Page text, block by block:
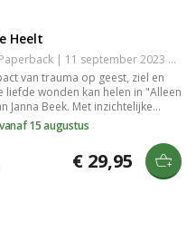
Heelt
Nederlands | Paperback | 11 september 2023 | 256 pagina's | 9789463692045
van trauma op geest, ziel en
liefde wonden kan helen in "Alleen
Janna Beek. Met inzichtelijke
en het inspirerende narratief
biedt dit boek praktische hulp bij
15 augustus
€ 29,95